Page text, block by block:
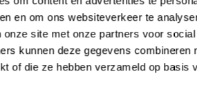
en om ons websiteverkeer te
site met onze partners voor
kunnen deze gegevens combineren
of die ze hebben verzameld op basis